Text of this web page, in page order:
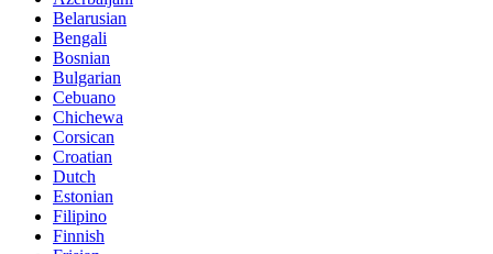
Belarusian
Bengali
Bosnian
Bulgarian
Cebuano
Chichewa
Corsican
Croatian
Dutch
Estonian
Filipino
Finnish